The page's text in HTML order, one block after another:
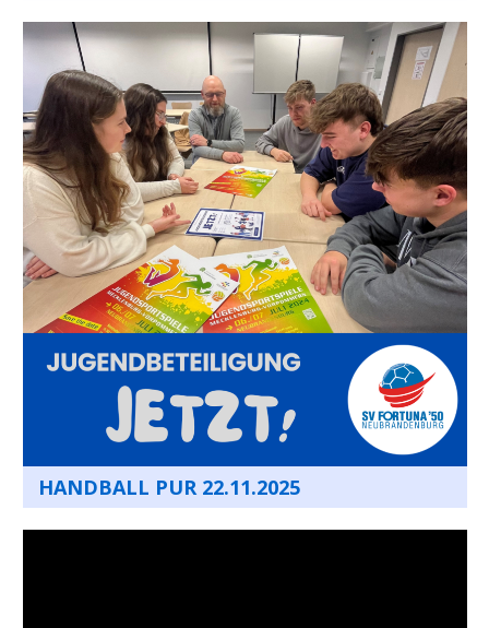
HANDBALL PUR 22.11.2025